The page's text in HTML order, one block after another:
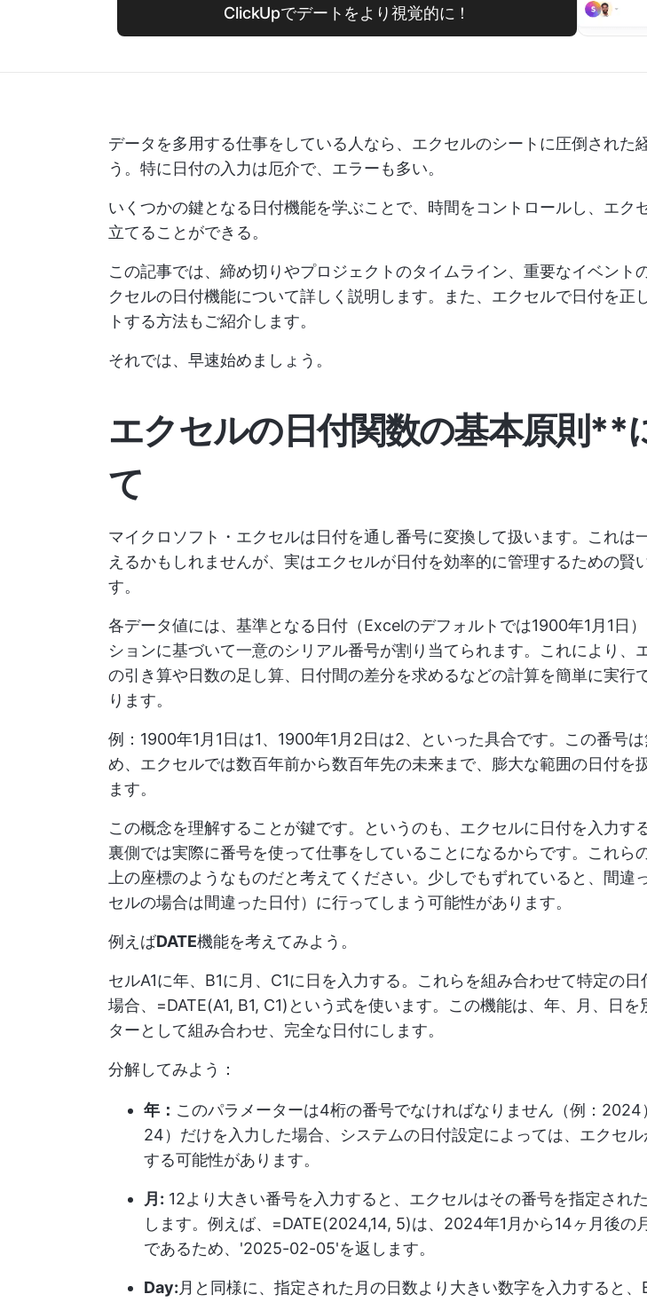
ClickUpでデートをより視覚的に！
データを多用する仕事をしている人なら、エクセルのシートに圧倒された
う。特に日付の入力は厄介で、エラーも多い。
いくつかの鍵となる日付機能を学ぶことで、時間をコントロールし、エク
立てることができる。
この記事では、締め切りやプロジェクトのタイムライン、重要なイベント
クセルの日付機能について詳しく説明します。また、エクセルで日付を正
トする方法もご紹介します。
それでは、早速始めましょう。
エクセルの日付関数の基本原則**
て
マイクロソフト・エクセルは日付を通し番号に変換して扱います。これは
えるかもしれませんが、実はエクセルが日付を効率的に管理するための賢
す。
各データ値には、基準となる日付（Excelのデフォルトでは1900年1月1日
ションに基づいて一意のシリアル番号が割り当てられます。これにより、
の引き算や日数の足し算、日付間の差分を求めるなどの計算を簡単に実行
ります。
例：1900年1月1日は1、1900年1月2日は2、といった具合です。この番号
め、エクセルでは数百年前から数百年先の未来まで、膨大な範囲の日付を
ます。
この概念を理解することが鍵です。というのも、エクセルに日付を入力す
裏側では実際に番号を使って仕事をしていることになるからです。これら
上の座標のようなものだと考えてください。少しでもずれていると、間違
セルの場合は間違った日付）に行ってしまう可能性があります。
例えばDATE機能を考えてみよう。
セルA1に年、B1に月、C1に日を入力する。これらを組み合わせて特定の日
場合、=DATE(A1, B1, C1)という式を使います。この機能は、年、月、日を
ターとして組み合わせ、完全な日付にします。
分解してみよう：
年： このパラメーターは4桁の番号でなければなりません（例：2024
24）だけを入力した場合、システムの日付設定によっては、エクセ
する可能性があります。
月: 12より大きい番号を入力すると、エクセルはその番号を指定され
します。例えば、=DATE(2024,14, 5)は、2024年1月から14ヶ月後の
であるため、'2025-02-05'を返します。
Day: 月と同様に、指定された月の日数より大きい数字を入力すると